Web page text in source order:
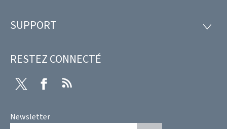
page
SUPPORT
RESTEZ CONNECTÉ
Twitter Facebook
Newsletter